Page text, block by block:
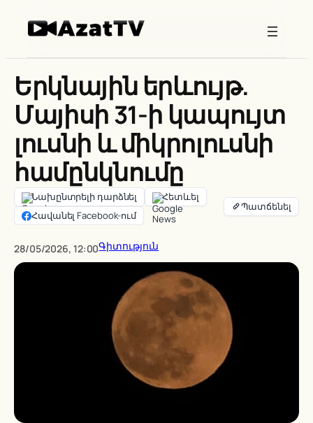
Երկնային երևույթ.
Մայիսի 31-ի կապույտ
լուսնի և միկրոլուսնի
համընկնումը
Նախընտրելի դարձնել
Հետևել
Հավանել Facebook-ում
28/05/2026, 12:00Գիտություն